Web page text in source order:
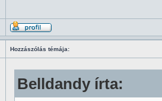
Hozzászólás témája:
Belldandy írta: